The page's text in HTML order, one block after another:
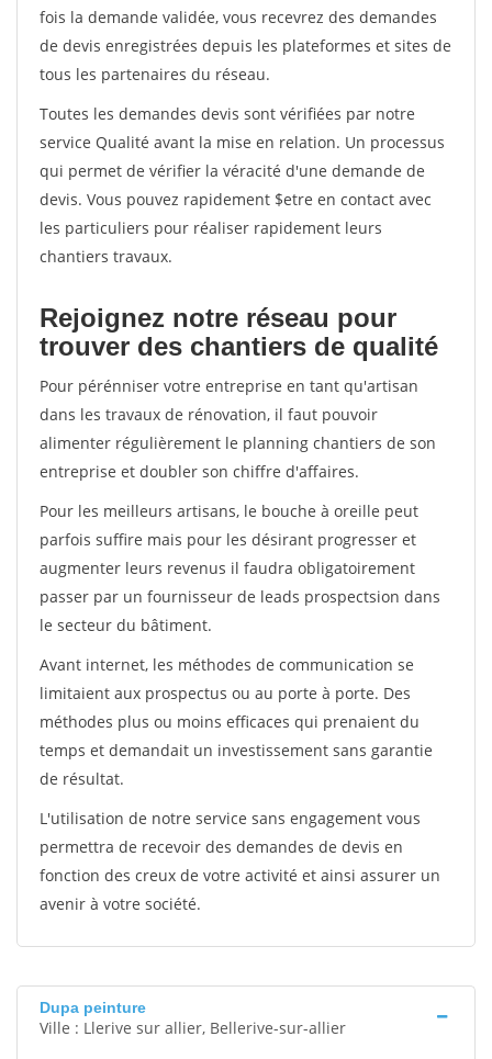
fois la demande validée, vous recevrez des demandes
de devis enregistrées depuis les plateformes et sites de
tous les partenaires du réseau.
Toutes les demandes devis sont vérifiées par notre
service Qualité avant la mise en relation. Un processus
qui permet de vérifier la véracité d'une demande de
devis. Vous pouvez rapidement $etre en contact avec
les particuliers pour réaliser rapidement leurs
chantiers travaux.
Rejoignez notre réseau pour
trouver des chantiers de qualité
Pour pérénniser votre entreprise en tant qu'artisan
dans les travaux de rénovation, il faut pouvoir
alimenter régulièrement le planning chantiers de son
entreprise et doubler son chiffre d'affaires.
Pour les meilleurs artisans, le bouche à oreille peut
parfois suffire mais pour les désirant progresser et
augmenter leurs revenus il faudra obligatoirement
passer par un fournisseur de leads prospectsion dans
le secteur du bâtiment.
Avant internet, les méthodes de communication se
limitaient aux prospectus ou au porte à porte. Des
méthodes plus ou moins efficaces qui prenaient du
temps et demandait un investissement sans garantie
de résultat.
L'utilisation de notre service sans engagement vous
permettra de recevoir des demandes de devis en
fonction des creux de votre activité et ainsi assurer un
avenir à votre société.
Dupa peinture
Ville : Llerive sur allier, Bellerive-sur-allier